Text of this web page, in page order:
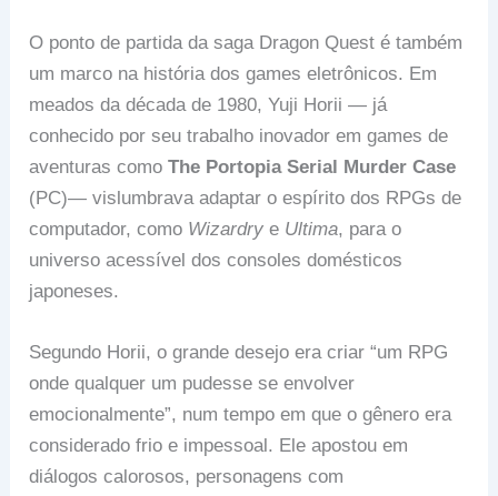
O ponto de partida da saga Dragon Quest é também
um marco na história dos games eletrônicos. Em
meados da década de 1980, Yuji Horii — já
conhecido por seu trabalho inovador em games de
aventuras comoThe Portopia Serial Murder Case
(PC)— vislumbrava adaptar o espírito dos RPGs de
computador, como Wizardry e Ultima, para o
universo acessível dos consoles domésticos
japoneses.
Segundo Horii, o grande desejo era criar “um RPG
onde qualquer um pudesse se envolver
emocionalmente”, num tempo em que o gênero era
considerado frio e impessoal. Ele apostou em
diálogos calorosos, personagens com